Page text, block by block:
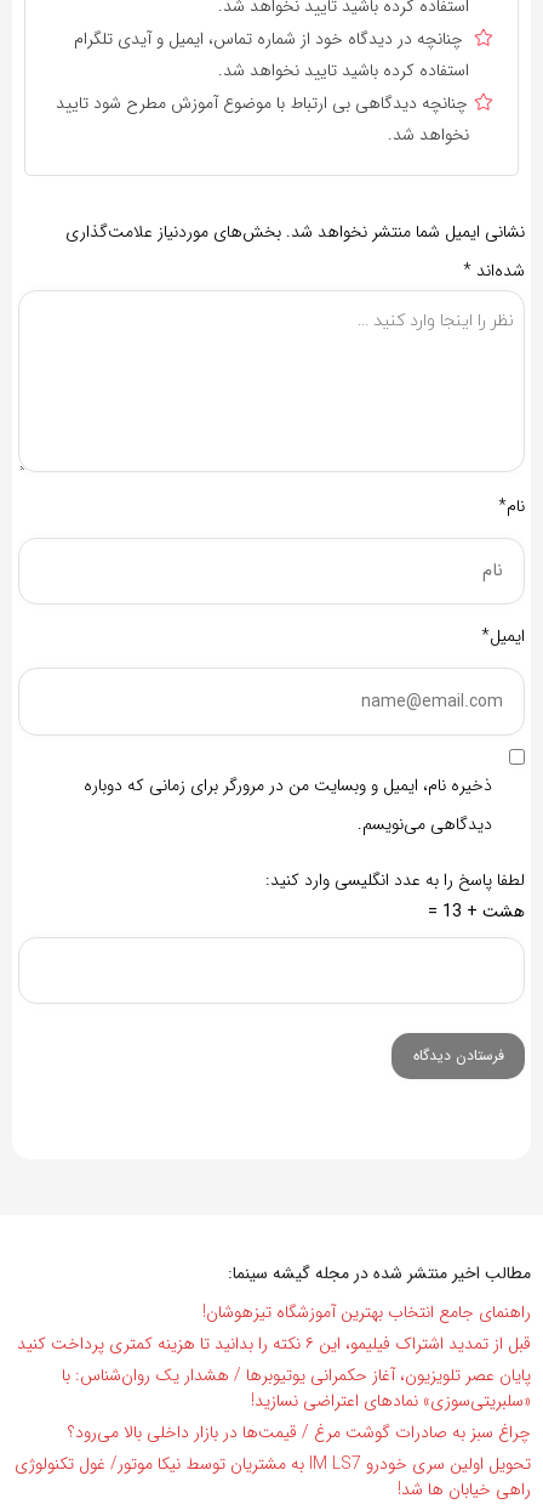
استفاده کرده باشید تایید نخواهد شد.
چنانچه در دیدگاه خود از شماره تماس، ایمیل و آیدی تلگرام
استفاده کرده باشید تایید نخواهد شد.
چنانچه دیدگاهی بی ارتباط با موضوع آموزش مطرح شود تایید
نخواهد شد.
نشانی ایمیل شما منتشر نخواهد شد. بخش‌های موردنیاز علامت‌گذاری
شده‌اند *
نام*
ایمیل*
ذخیره نام، ایمیل و وبسایت من در مرورگر برای زمانی که دوباره
دیدگاهی می‌نویسم.
لطفا پاسخ را به عدد انگلیسی وارد کنید:
هشت + 13 =
مطالب اخیر منتشر شده در مجله گیشه سینما:
راهنمای جامع انتخاب بهترین آموزشگاه تیزهوشان!
قبل از تمدید اشتراک فیلیمو، این ۶ نکته را بدانید تا هزینه کمتری پرداخت کنید
پایان عصر تلویزیون، آغاز حکمرانی یوتیوبرها / هشدار یک روان‌شناس: با
«سلبریتی‌سوزی» نمادهای اعتراضی نسازید!
چراغ سبز به صادرات گوشت مرغ / قیمت‌ها در بازار داخلی بالا می‌رود؟
تحویل اولین سری خودرو IM LS7 به مشتریان توسط نیکا موتور/ غول تکنولوژی
راهی خیابان ها شد!